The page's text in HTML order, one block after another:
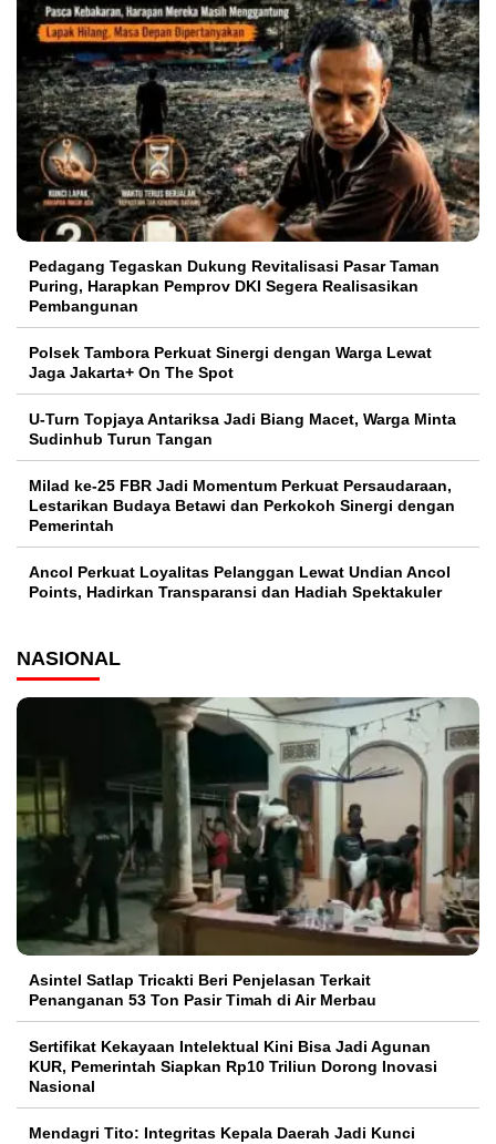
Pedagang Tegaskan Dukung Revitalisasi Pasar Taman
Puring, Harapkan Pemprov DKI Segera Realisasikan
Pembangunan
Polsek Tambora Perkuat Sinergi dengan Warga Lewat
Jaga Jakarta+ On The Spot
U-Turn Topjaya Antariksa Jadi Biang Macet, Warga Minta
Sudinhub Turun Tangan
Milad ke-25 FBR Jadi Momentum Perkuat Persaudaraan,
Lestarikan Budaya Betawi dan Perkokoh Sinergi dengan
Pemerintah
Ancol Perkuat Loyalitas Pelanggan Lewat Undian Ancol
Points, Hadirkan Transparansi dan Hadiah Spektakuler
NASIONAL
Asintel Satlap Tricakti Beri Penjelasan Terkait
Penanganan 53 Ton Pasir Timah di Air Merbau
Sertifikat Kekayaan Intelektual Kini Bisa Jadi Agunan
KUR, Pemerintah Siapkan Rp10 Triliun Dorong Inovasi
Nasional
Mendagri Tito: Integritas Kepala Daerah Jadi Kunci